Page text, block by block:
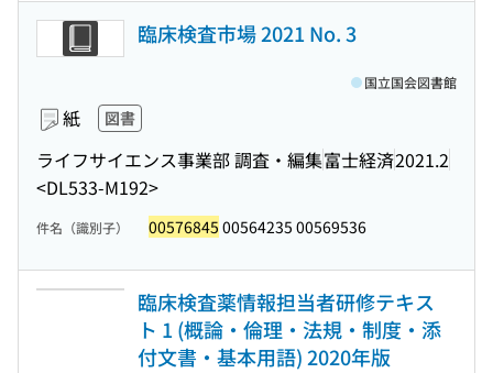
臨床検査市場 2021 No. 3
紙 図書
ライフサイエンス事業部 調査・編集富士経済2021.2
<DL533-M192>
国立国会図書館
件名（識別子） 00576845 00564235 00569536
臨床検査薬情報担当者研修テキス
ト 1 (概論・倫理・法規・制度・添
付文書・基本用語) 2020年版